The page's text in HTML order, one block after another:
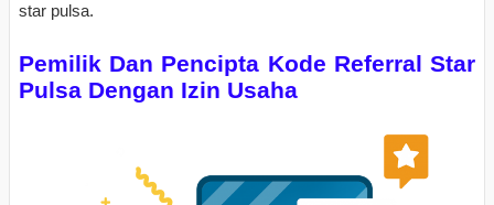
star pulsa.
Pemilik Dan Pencipta Kode Referral Star
Pulsa Dengan Izin Usaha